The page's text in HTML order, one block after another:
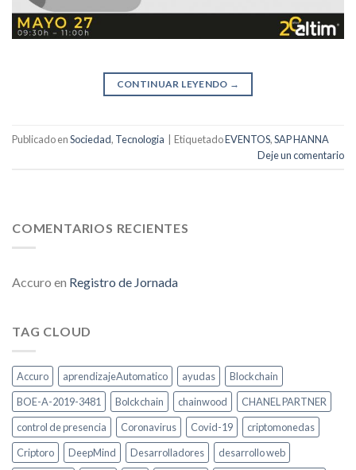
CONTINUAR LEYENDO →
Publicado enSociedad, Tecnologia EtiquetadoEVENTOS,SAP HANNA
Deje un comentario
COMENTARIOS RECIENTES
Accuro en Registro de Jornada
TAG CLOUD
Accuro aprendizajeAutomatico ayudas
Blockchain
BOE-A-2019-3481
Bolckchain chainwood
CHANEL PARTNER
control de presencia
Coronavirus Covid-19
criptomonedas
Criptoro
DeepMind Desarrolladores
desarrollo web